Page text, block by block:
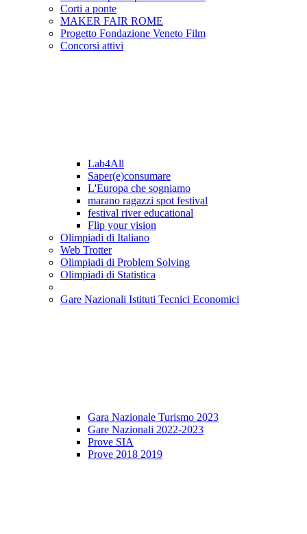
Corti a ponte
MAKER FAIR ROME
Progetto Fondazione Veneto Film
Concorsi attivi
Lab4All
Saper(e)consumare
L'Europa che sogniamo
marano ragazzi spot festival
festival river educational
Flip your vision
Olimpiadi di Italiano
Web Trotter
Olimpiadi di Problem Solving
Olimpiadi di Statistica
Gare Nazionali Istituti Tecnici Economici
Gara Nazionale Turismo 2023
Gare Nazionali 2022-2023
Prove SIA
Prove 2018 2019